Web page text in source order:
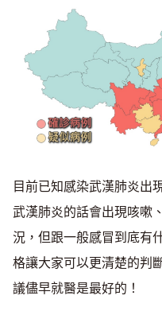
目前已知感染武漢肺炎出
武漢肺炎的話會出現咳嗽
況，但跟一般感冒到底有
格讓大家可以更清楚的判
議儘早就醫是最好的！